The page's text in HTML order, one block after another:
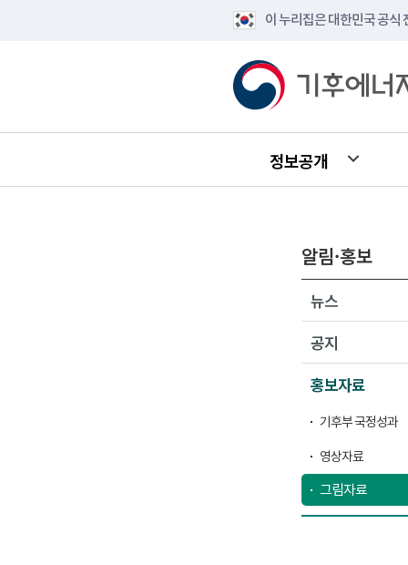
이 누리집은 대한민국 공식
정보공개
알림·홍보
뉴스
공지
홍보자료
기후부 국정성과
영상자료
그림자료